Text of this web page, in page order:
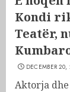
Kondi
Teatër,
DECEMBER 20,
Aktorja